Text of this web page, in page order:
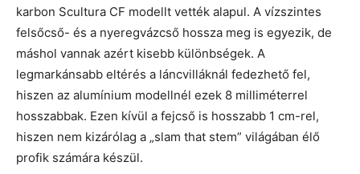
karbon Scultura CF modellt vették alapul. A vízszintes
felsőcső- és a nyeregvázcső hossza meg is egyezik, de
máshol vannak azért kisebb különbségek. A
legmarkánsabb eltérés a láncvilláknál fedezhető fel,
hiszen az alumínium modellnél ezek 8 milliméterrel
hosszabbak. Ezen kívül a fejcső is hosszabb 1 cm-rel,
hiszen nem kizárólag a „slam that stem” világában élő
profik számára készül.